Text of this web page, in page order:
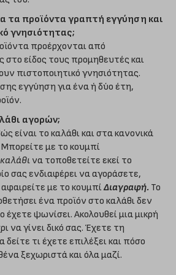
τα προϊόντα γραπτή εγγύηση και
γνησιότητας;
προέρχονται από
στο είδος τους προμηθευτές και
πιστοποιητικό γνησιότητας.
εγγύηση για ένα ή δύο έτη,
αγορών;
είναι το καλάθι και στα κανονικά
με το κουμπί
να τοποθετείτε εκεί το
σας ενδιαφέρει να αγοράσετε,
με το κουμπίΔιαγραφή. Το
ένα προϊόν στο καλάθι δεν
έχετε ψωνίσει. Ακολουθεί μια μικρή
να γίνει δικό σας. Έχετε τη
τι έχετε επιλέξει και πόσο
ξεχωριστά και όλα μαζί.